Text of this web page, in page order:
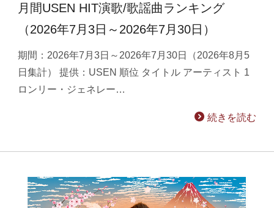
月間USEN HIT演歌/歌謡曲ランキング
（2026年7月3日～2026年7月30日）
期間：2026年7月3日～2026年7月30日（2026年8月5
日集計） 提供：USEN 順位 タイトル アーティスト 1
ロンリー・ジェネレー…
続きを読む